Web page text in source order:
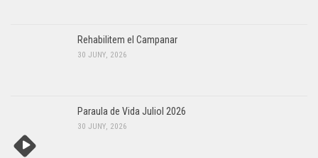
Rehabilitem el Campanar
30 JUNY, 2026
Paraula de Vida Juliol 2026
30 JUNY, 2026